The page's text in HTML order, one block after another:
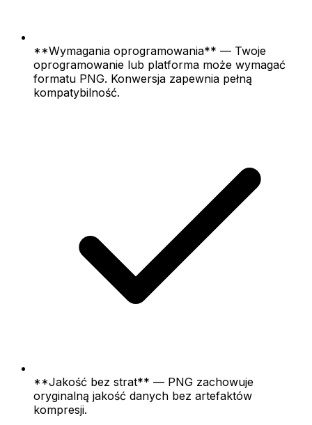
**Wymagania oprogramowania** — Twoje
oprogramowanie lub platforma może wymagać
formatu PNG. Konwersja zapewnia pełną
kompatybilność.
**Jakość bez strat** — PNG zachowuje
oryginalną jakość danych bez artefaktów
kompresji.